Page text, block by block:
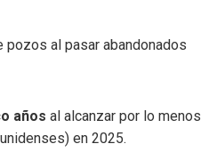
pozos al pasar abandonados
años al alcanzar por lo menos
en 2025.